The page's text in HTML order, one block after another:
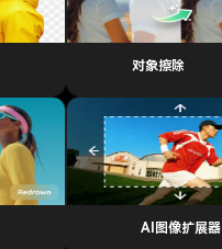
对象擦除
AI图像扩展器